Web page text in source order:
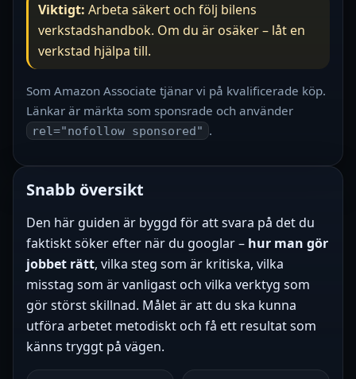
Viktigt: Arbeta säkert och följ bilens
verkstadshandbok. Om du är osäker – låt en
verkstad hjälpa till.
Som Amazon Associate tjänar vi på kvalificerade köp.
Länkar är märkta som sponsrade och använder
rel="nofollow sponsored" .
Snabb översikt
Den här guiden är byggd för att svara på det du
faktiskt söker efter när du googlar – hur man gör
jobbet rätt, vilka steg som är kritiska, vilka
misstag som är vanligast och vilka verktyg som
gör störst skillnad. Målet är att du ska kunna
utföra arbetet metodiskt och få ett resultat som
känns tryggt på vägen.